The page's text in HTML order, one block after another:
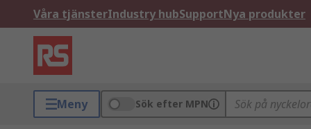
Våra tjänsterIndustry hubSupportNya produkter
Meny Sök efter MPN